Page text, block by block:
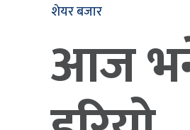
शेयर बजार
आज भने